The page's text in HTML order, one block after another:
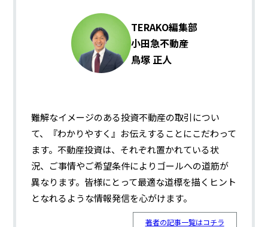
TERAKO編集部
小田急不動産
鳥塚 正人
難解なイメージのある投資不動産の取引につい
て、『わかりやすく』お伝えすることにこだわって
ます。不動産投資は、それぞれ置かれている状
況、ご事情やご希望条件によりゴールへの道筋が
異なります。皆様にとって最適な道標を描くヒント
となれるような情報発信を心がけます。
著者の記事一覧はコチラ